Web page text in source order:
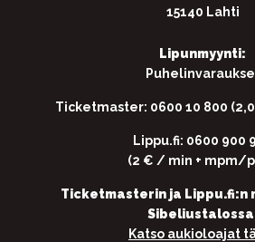
15140 Lahti
Lipunmyynti:
Ticketmaster: 0600 10 800
Lippu.fi: 0600 900
(2 € / min + mpm/
Ticketmasterin ja Lippu.fi:n
Katso aukioloajat